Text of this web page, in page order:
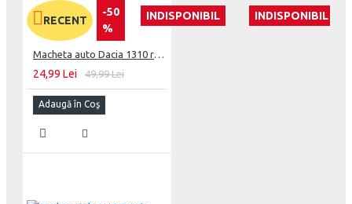
RECENT
-50
%
INDISPONIBIL INDISPONIBIL
24,99 Lei 49,99 Lei
Adaugă în Coş